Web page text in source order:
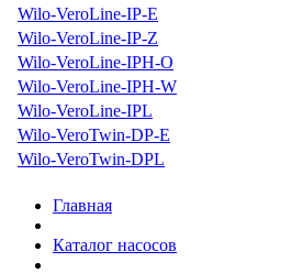
Wilo-VeroLine-IP-E
Wilo-VeroLine-IP-Z
Wilo-VeroLine-IPH-O
Wilo-VeroLine-IPH-W
Wilo-VeroLine-IPL
Wilo-VeroTwin-DP-E
Wilo-VeroTwin-DPL
Главная
Каталог насосов